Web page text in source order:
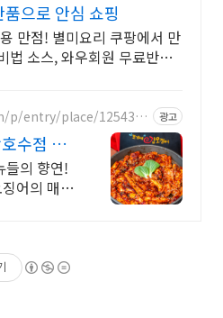
으로 안심 쇼핑
만점! 별미요리 쿠팡에서 만
법 소스, 와우회원 무료반품
entry/place/1254336
광고
수점 자
맛집
들의 향연!
어의 매력